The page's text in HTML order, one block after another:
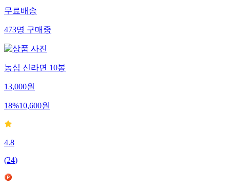
무료배송
473명구매중
농심 신라면 10봉
13,000원
18%10,600원
4.8
(24)